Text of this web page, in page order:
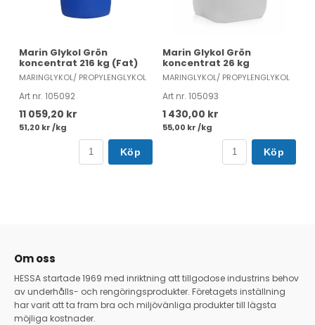
Marin Glykol Grön
koncentrat 216 kg (Fat)
MARINGLYKOL/ PROPYLENGLYKOL
Art nr. 105092
11 059,20 kr
51,20 kr /kg
Köp
Marin Glykol Grön
koncentrat 26 kg
MARINGLYKOL/ PROPYLENGLYKOL
Art nr. 105093
1 430,00 kr
55,00 kr /kg
Köp
Om oss
HESSA startade 1969 med inriktning att tillgodose industrins behov
av underhålls- och rengöringsprodukter. Företagets inställning
har varit att ta fram bra och miljövänliga produkter till lägsta
möjliga kostnader.